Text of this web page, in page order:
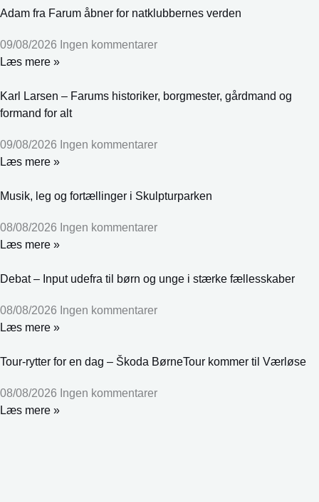
Adam fra Farum åbner for natklubbernes verden
09/08/2026 Ingen kommentarer
Læs mere »
Karl Larsen – Farums historiker, borgmester, gårdmand og
formand for alt
09/08/2026 Ingen kommentarer
Læs mere »
Musik, leg og fortællinger i Skulpturparken
08/08/2026 Ingen kommentarer
Læs mere »
Debat – Input udefra til børn og unge i stærke fællesskaber
08/08/2026 Ingen kommentarer
Læs mere »
Tour-rytter for en dag – Škoda BørneTour kommer til Værløse
08/08/2026 Ingen kommentarer
Læs mere »